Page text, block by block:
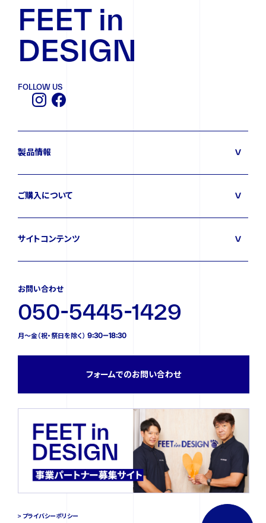
FEET in
DESIGN
FOLLOW US
製品情報
ご購入について
サイトコンテンツ
お問い合わせ
050-5445-1429
月〜金（祝・祭日を除く） 9:30—18:30
フォームでのお問い合わせ
プライバシーポリシー